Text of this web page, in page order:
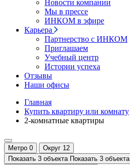
Новости компании
Мы в прессе
ИНКОМ в эфире
Карьера
Партнерство с ИНКОМ
Приглашаем
Учебный центр
Истории успеха
Отзывы
Наши офисы
Главная
Купить квартиру или комнату
2-комнатные квартиры
Метро 0 Округ 12
Показать 3 объекта Показать 3 объекта